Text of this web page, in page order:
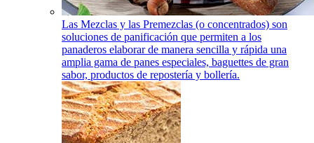
Las Mezclas y las Premezclas (o concentrados) son
soluciones de panificación que permiten a los
panaderos elaborar de manera sencilla y rápida una
amplia gama de panes especiales, baguettes de gran
sabor, productos de repostería y bollería.